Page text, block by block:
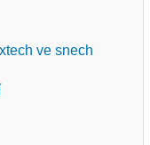
ve snech